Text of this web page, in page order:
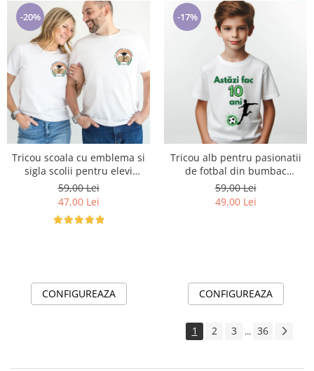
-20%
Tricou scoala cu emblema si
sigla scolii pentru elevi
ABS10913
59,00 Lei
47,00 Lei
CONFIGUREAZA
-17%
Tricou alb pentru pasionatii
de fotbal din bumbac
ABS21234
59,00 Lei
49,00 Lei
CONFIGUREAZA
1 2 3 ... 36